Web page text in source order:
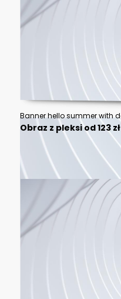
Obraz z pleksi od 123 zł